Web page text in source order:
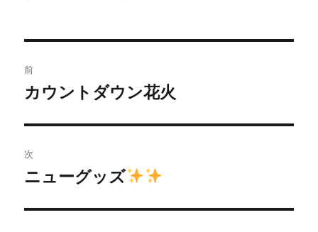
稿
ビ
ゲ
ー
前
過
の
投
稿:
カウントダウン花火
次
次
投
ニューグッズ